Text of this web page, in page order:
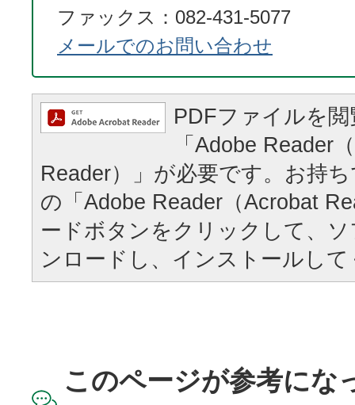
ファックス：082-431-5077
メールでのお問い合わせ
PDFファイルを
「Adobe Reader
Reader）」が必要です。お持
の「Adobe Reader（Acrobat
ードボタンをクリックして、
ンロードし、インストールし
このページが参考にな